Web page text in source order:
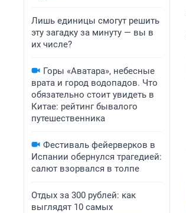
Лишь единицы смогут решить
эту загадку за минуту — вы в
их числе?
Горы «Аватара», небесные
врата и город водопадов. Что
обязательно стоит увидеть в
Китае: рейтинг бывалого
путешественника
Фестиваль фейерверков в
Испании обернулся трагедией:
салют взорвался в толпе
Отдых за 300 рублей: как
выглядят 10 самых